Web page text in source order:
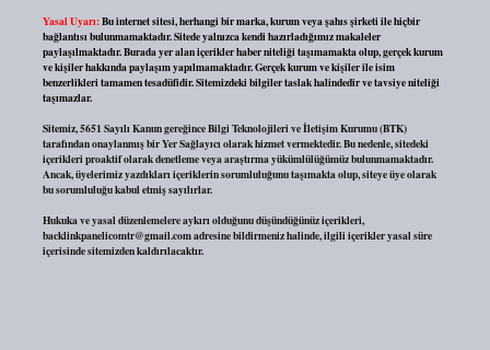
Yasal Uyarı:Bu internet sitesi, herhangi bir marka, kurum veya şahıs şirketi ile hiçbir
bağlantısı bulunmamaktadır. Sitede yalnızca kendi hazırladığımız makaleler
paylaşılmaktadır. Burada yer alan içerikler haber niteliği taşımamakta olup, gerçek kurum
ve kişiler hakkında paylaşım yapılmamaktadır. Gerçek kurum ve kişiler ile isim
benzerlikleri tamamen tesadüfidir. Sitemizdeki bilgiler taslak halindedir ve tavsiye niteliği
taşımazlar.
Sitemiz, 5651 Sayılı Kanun gereğince Bilgi Teknolojileri ve İletişim Kurumu (BTK)
tarafından onaylanmış bir Yer Sağlayıcı olarak hizmet vermektedir. Bu nedenle, sitedeki
içerikleri proaktif olarak denetleme veya araştırma yükümlülüğümüz bulunmamaktadır.
Ancak, üyelerimiz yazdıkları içeriklerin sorumluluğunu taşımakta olup, siteye üye olarak
bu sorumluluğu kabul etmiş sayılırlar.
Hukuka ve yasal düzenlemelere aykırı olduğunu düşündüğünüz içerikleri,
backlinkpanelicomtr@gmail.comadresine bildirmeniz halinde, ilgili içerikler yasal süre
içerisinde sitemizden kaldırılacaktır.